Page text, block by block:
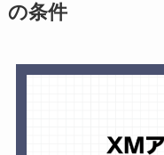
の条件